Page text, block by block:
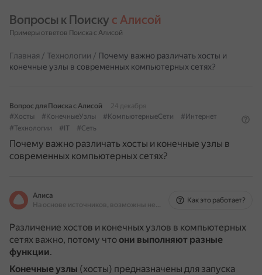
Вопросы к Поиску с Алисой
Примеры ответов Поиска с Алисой
Главная / Технологии / Почему важно различать хосты и
конечные узлы в современных компьютерных сетях?
Вопрос для Поиска с Алисой
24 декабря
#Хосты
#КонечныеУзлы #КомпьютерныеСети
#Интернет
#Технологии
#IT #Сеть
Почему важно различать хосты и конечные узлы в
современных компьютерных сетях?
Алиса
На основе источников, возможны неточности
Как это работает?
Различение хостов и конечных узлов в компьютерных
сетях важно, потому чтоони выполняют разные
функции.
Конечные узлы (хосты) предназначены для запуска